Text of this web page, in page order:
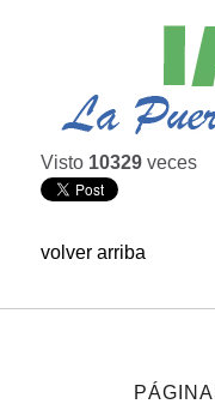
Visto 10329 veces
volver arriba